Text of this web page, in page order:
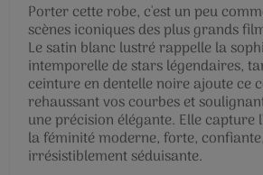
Porter cette robe, c'est un peu
scènes iconiques des plus grands
Le satin blanc lustré rappelle la
intemporelle de stars légendaires,
ceinture en dentelle noire ajoute ce
rehaussant vos courbes et
une précision élégante. Elle capture
la féminité moderne, forte,
irrésistiblement séduisante.